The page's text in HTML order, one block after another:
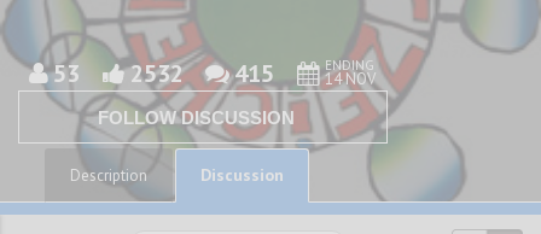
53 2532 415 ENDING
14 NOV
FOLLOW DISCUSSION
Description Discussion